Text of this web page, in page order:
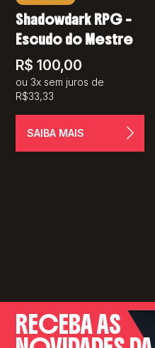
Shadowdark RPG –
Escudo do Mestre
R$ 100,00
ou 3x sem juros de
R$33,33
SAIBA MAIS
RECEBA AS